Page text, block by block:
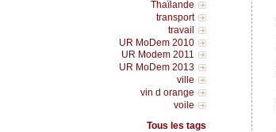
Thaïlande
transport
travail
UR MoDem 2010
UR Modem 2011
UR MoDem 2013
ville
vin d orange
voile
Tous les tags